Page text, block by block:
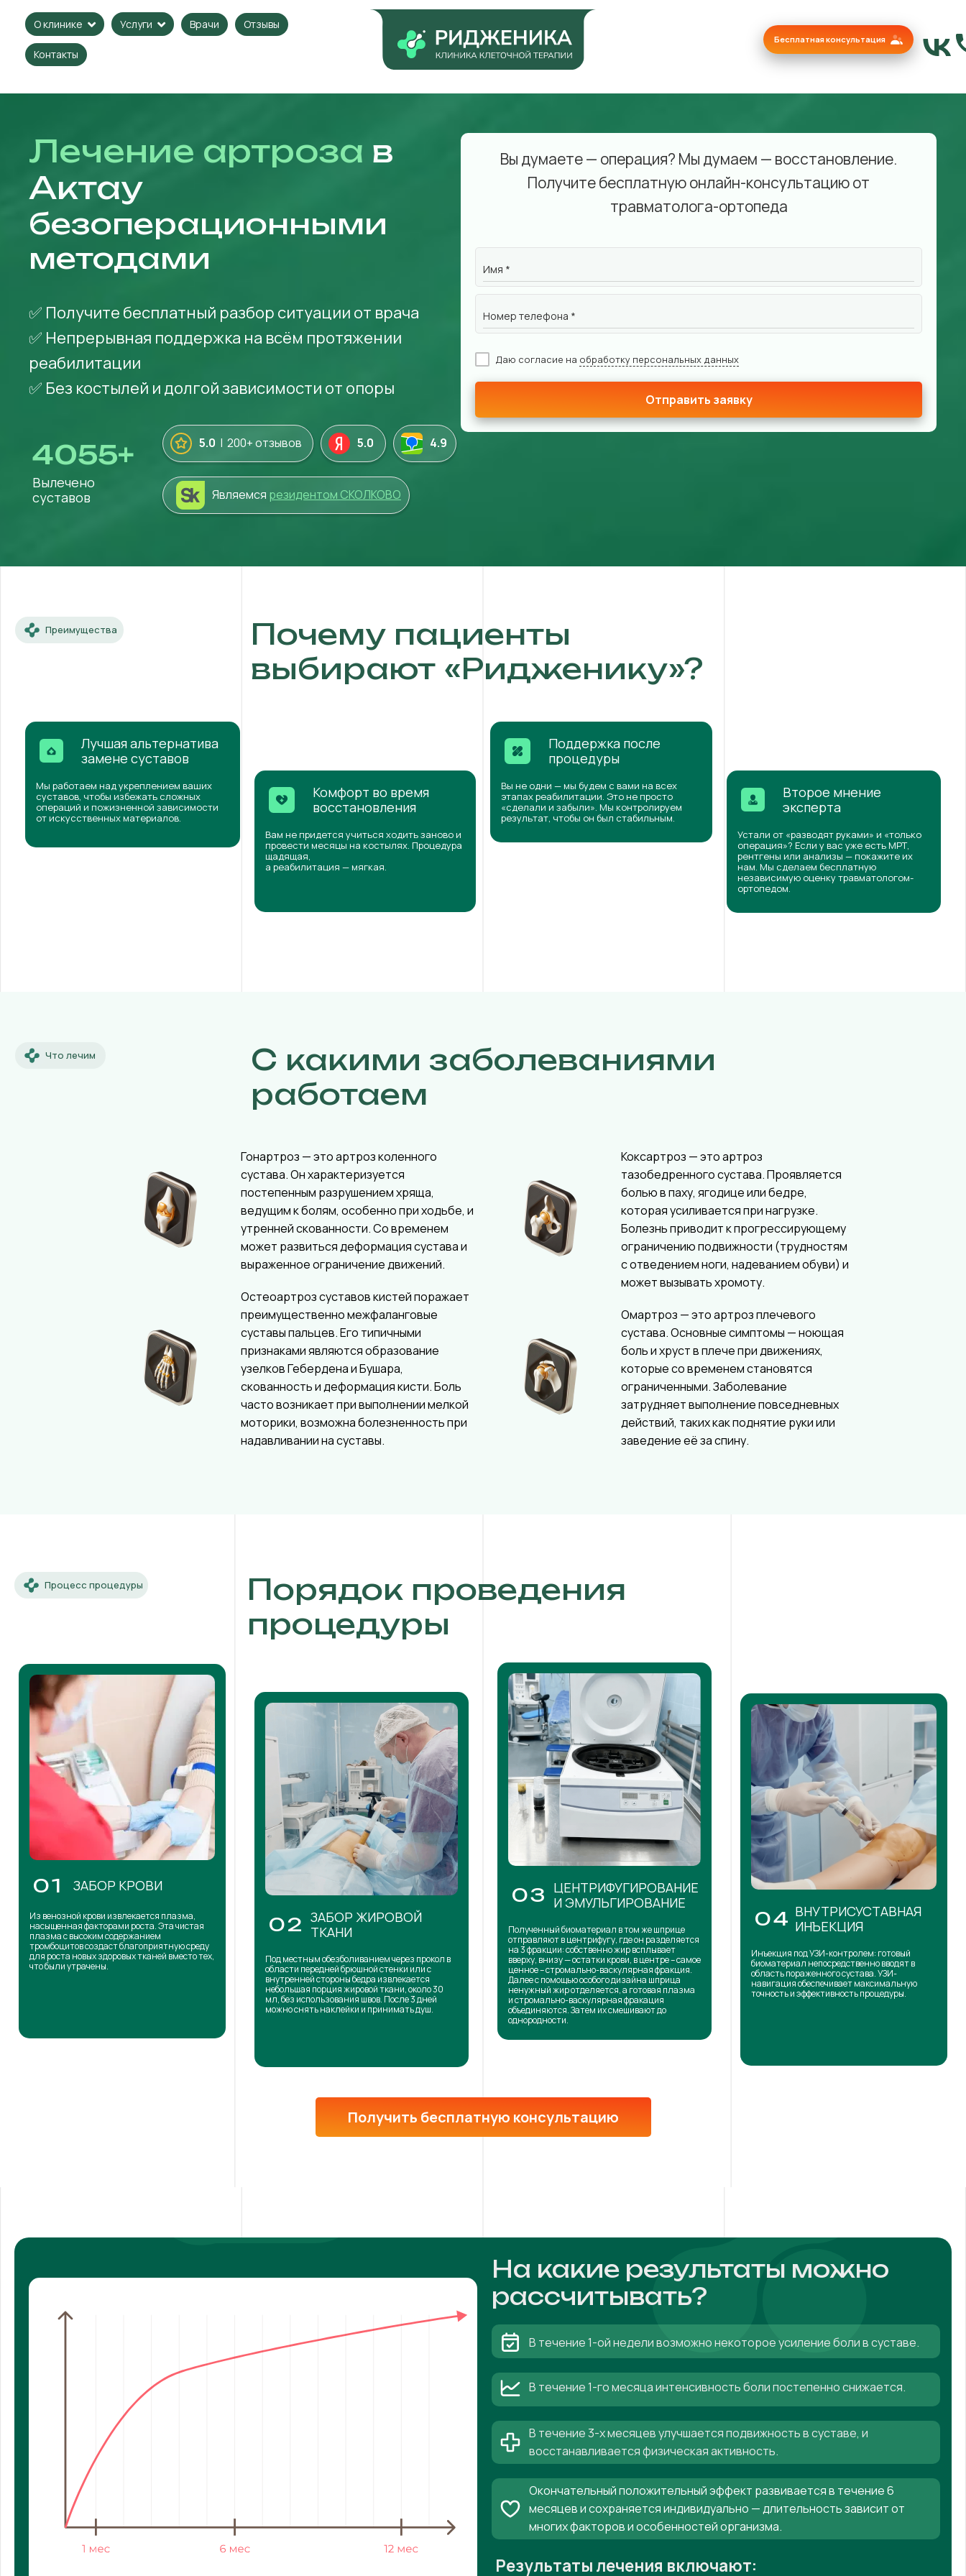
О клинике Услуги Врачи Отзывы
Контакты
Бесплатная консультация
Лечение артроза в
Актау
безоперационными
методами
✅ Получите бесплатный разбор ситуации от врача
✅ Непрерывная поддержка на всём протяжении
реабилитации
✅ Без костылей и долгой зависимости от опоры
4055+
Вылечено
суставов
5.0 | 200+ отзывов 5.0 4.9
Являемся резидентом СКОЛКОВО
Вы думаете — операция? Мы думаем — восстановление.
Получите бесплатную онлайн-консультацию от
травматолога-ортопеда
Имя *
Номер телефона *
Даю согласие на обработку персональных данных
Отправить заявку
Преимущества
Почему пациенты
выбирают «Ридженику»?
Лучшая альтернатива
замене суставов
Мы работаем над укреплением ваших
суставов, чтобы избежать сложных
операций и пожизненной зависимости
от искусственных материалов.
Комфорт во время
восстановления
Вам не придется учиться ходить заново и
провести месяцы на костылях. Процедура
щадящая,
а реабилитация — мягкая.
Поддержка после
процедуры
Вы не одни — мы будем с вами на всех
этапах реабилитации. Это не просто
«сделали и забыли». Мы контролируем
результат, чтобы он был стабильным.
Второе мнение
эксперта
Устали от «разводят руками» и «только
операция»? Если у вас уже есть МРТ,
рентгены или анализы — покажите их
нам. Мы сделаем бесплатную
независимую оценку травматологом-
ортопедом.
Что лечим
С какими заболеваниями
работаем
Гонартроз — это артроз коленного
сустава. Он характеризуется
постепенным разрушением хряща,
ведущим к болям, особенно при ходьбе, и
утренней скованности. Со временем
может развиться деформация сустава и
выраженное ограничение движений.
Остеоартроз суставов кистей поражает
преимущественно межфаланговые
суставы пальцев. Его типичными
признаками являются образование
узелков Гебердена и Бушара,
скованность и деформация кисти. Боль
часто возникает при выполнении мелкой
моторики, возможна болезненность при
надавливании на суставы.
Коксартроз — это артроз
тазобедренного сустава. Проявляется
болью в паху, ягодице или бедре,
которая усиливается при нагрузке.
Болезнь приводит к прогрессирующему
ограничению подвижности (трудностям
с отведением ноги, надеванием обуви) и
может вызывать хромоту.
Омартроз — это артроз плечевого
сустава. Основные симптомы — ноющая
боль и хруст в плече при движениях,
которые со временем становятся
ограниченными. Заболевание
затрудняет выполнение повседневных
действий, таких как поднятие руки или
заведение её за спину.
Процесс процедуры
Порядок проведения
процедуры
01 ЗАБОР КРОВИ
Из венозной крови извлекается плазма,
насыщенная факторами роста. Эта чистая
плазма с высоким содержанием
тромбоцитов создаст благоприятную среду
для роста новых здоровых тканей вместо тех,
что были утрачены.
02 ЗАБОР ЖИРОВОЙ
ТКАНИ
Под местным обезболиванием через прокол в
области передней брюшной стенки или с
внутренней стороны бедра извлекается
небольшая порция жировой ткани, около 30
мл, без использования швов. После 3 дней
можно снять наклейки и принимать душ.
03 ЦЕНТРИФУГИРОВАНИЕ
И ЭМУЛЬГИРОВАНИЕ
Полученный биоматериал в том же шприце
отправляют в центрифугу, где он разделяется
на 3 фракции: собственно жир всплывает
вверху, внизу — остатки крови, в центре – самое
ценное – стромально-васкулярная фракция.
Далее с помощью особого дизайна шприца
ненужный жир отделяется, а готовая плазма
и стромально-васкулярная фракация
объединяются. Затем их смешивают до
однородности.
04 ВНУТРИСУСТАВНАЯ
ИНЪЕКЦИЯ
Инъекция под УЗИ-контролем: готовый
биоматериал непосредственно вводят в
область пораженного сустава. УЗИ-
навигация обеспечивает максимальную
точность и эффективность процедуры.
Получить бесплатную консультацию
На какие результаты можно
рассчитывать?
В течение 1-ой недели возможно некоторое усиление боли в суставе.
В течение 1-го месяца интенсивность боли постепенно снижается.
В течение 3-х месяцев улучшается подвижность в суставе, и
восстанавливается физическая активность.
Окончательный положительный эффект развивается в течение 6
месяцев и сохраняется индивидуально — длительность зависит от
многих факторов и особенностей организма.
Результаты лечения включают: